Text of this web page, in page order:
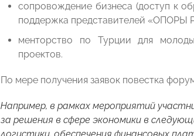
сопровождение бизнеса (доступ к
поддержка представителей «ОПОРЫ
менторство по Турции для
проектов.
По мере получения заявок повестка
Например, в рамках мероприятий
за решения в сфере экономики в